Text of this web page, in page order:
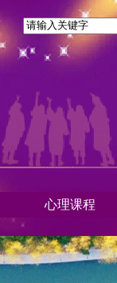
心理课程